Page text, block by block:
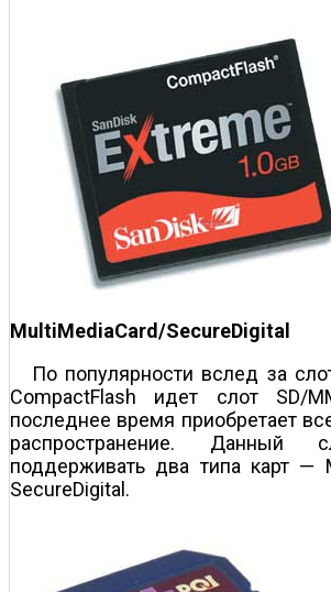
MultiMediaCard/SecureDigital
По популярности вслед за
CompactFlash идет слот SD/
последнее время приобретает
распространение. Данный
поддерживать два типа карт —
SecureDigital.